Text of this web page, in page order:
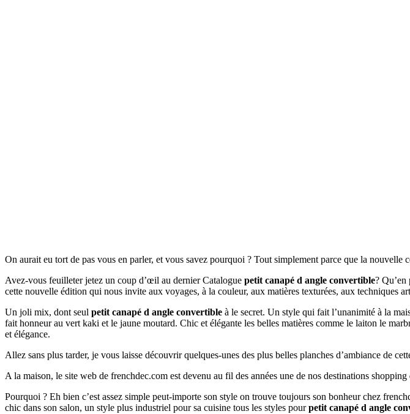
On aurait eu tort de pas vous en parler, et vous savez pourquoi ? Tout simplement parce que la nouvelle
Avez-vous feuilleter jetez un coup d’œil au dernier Catalogue petit canapé d angle convertible? Qu’en
cette nouvelle édition qui nous invite aux voyages, à la couleur, aux matières texturées, aux techniques
Un joli mix, dont seul petit canapé d angle convertible à le secret. Un style qui fait l’unanimité à la
fait honneur au vert kaki et le jaune moutard. Chic et élégante les belles matières comme le laiton le
et élégance.
Allez sans plus tarder, je vous laisse découvrir quelques-unes des plus belles planches d’ambiance de
A la maison, le site web de frenchdec.com est devenu au fil des années une de nos destinations
Pourquoi ? Eh bien c’est assez simple peut-importe son style on trouve toujours son bonheur chez
chic dans son salon, un style plus industriel pour sa cuisine tous les styles pourpetit canapé d angle